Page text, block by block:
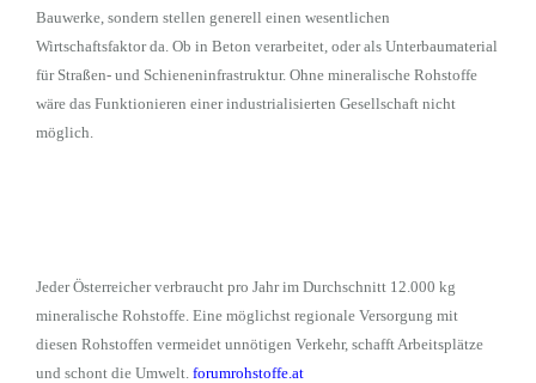
Bauwerke, sondern stellen generell einen wesentlichen
Wirtschaftsfaktor da. Ob in Beton verarbeitet, oder als Unterbaumaterial
für Straßen- und Schieneninfrastruktur. Ohne mineralische Rohstoffe
wäre das Funktionieren einer industrialisierten Gesellschaft nicht
möglich.
Jeder Österreicher verbraucht pro Jahr im Durchschnitt 12.000 kg
mineralische Rohstoffe. Eine möglichst regionale Versorgung mit
diesen Rohstoffen vermeidet unnötigen Verkehr, schafft Arbeitsplätze
und schont die Umwelt. forumrohstoffe.at